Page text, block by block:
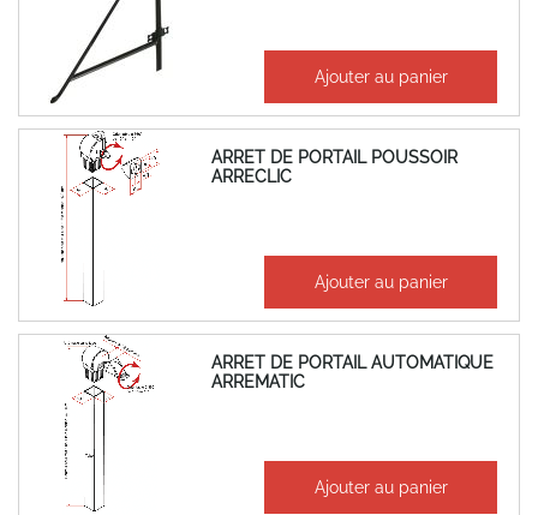
151,70 €
126,42 € Ajouter au panier
ARRET DE PORTAIL POUSSOIR
ARRECLIC
59,24 €
Ajouter au panier
ARRET DE PORTAIL AUTOMATIQUE
ARREMATIC
54,06 €
45,05 € Ajouter au panier